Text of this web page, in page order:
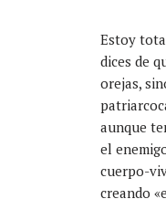
Estoy
dices de
orejas,
aunque
el
cuerpo-
creando